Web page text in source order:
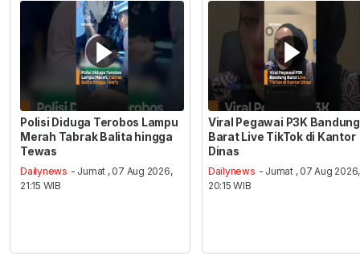
Polisi Diduga Terobos Lampu
Merah Tabrak Balita hingga
Tewas
Dailynews - Jumat , 07 Aug 2026,
21:15 WIB
Viral Pegawai P3K Bandung
Barat Live TikTok di Kantor
Dinas
Dailynews - Jumat , 07 Aug 2026,
20:15 WIB